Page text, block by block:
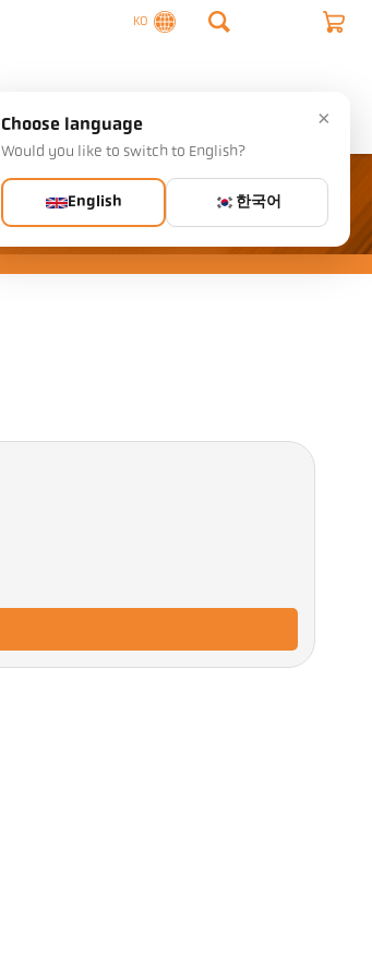
KO
×
Choose language
Would you like to switch to English?
English 한국어